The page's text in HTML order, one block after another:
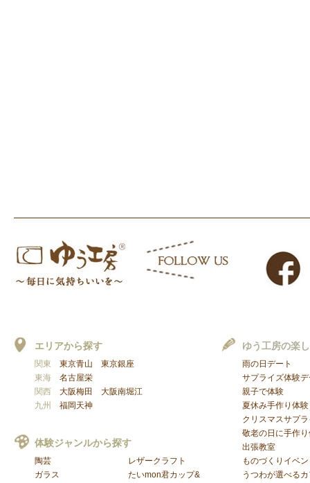
エリアから探す
関東 東京青山
東京銀座
東海 名古屋栄
関西 大阪梅田
大阪南堀江
九州 福岡天神
体験ジャンルから探す
陶芸
レザークラフト
ガラス
たいmon君カップ&
ゆう工房の楽
雨の日デート
サプライズ体験
親子で体験
夏休み手作り体験
クリスマスサプ
敬老の日に手作
出張教室
ものづくりイベ
うつわが選べる